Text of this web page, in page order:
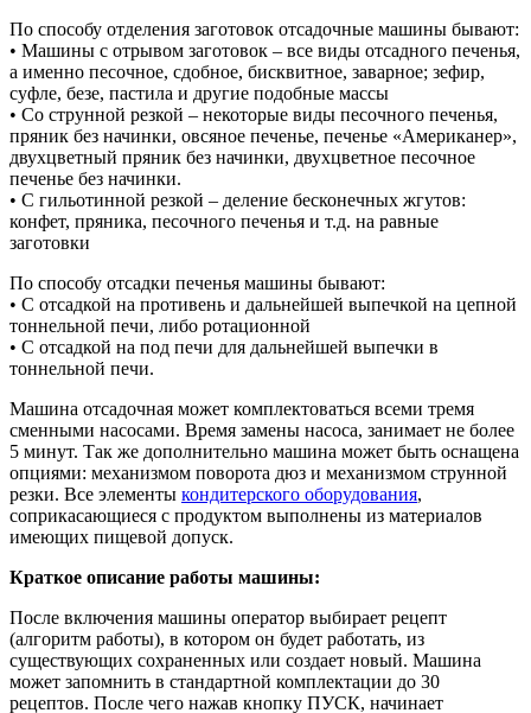
По способу отделения заготовок отсадочные машины бывают:
• Машины с отрывом заготовок – все виды отсадного печенья,
а именно песочное, сдобное, бисквитное, заварное; зефир,
суфле, безе, пастила и другие подобные массы
• Со струнной резкой – некоторые виды песочного печенья,
пряник без начинки, овсяное печенье, печенье «Американер»,
двухцветный пряник без начинки, двухцветное песочное
печенье без начинки.
• С гильотинной резкой – деление бесконечных жгутов:
конфет, пряника, песочного печенья и т.д. на равные
заготовки
По способу отсадки печенья машины бывают:
• С отсадкой на противень и дальнейшей выпечкой на цепной
тоннельной печи, либо ротационной
• С отсадкой на под печи для дальнейшей выпечки в
тоннельной печи.
Машина отсадочная может комплектоваться всеми тремя
сменными насосами. Время замены насоса, занимает не более
5 минут. Так же дополнительно машина может быть оснащена
опциями: механизмом поворота дюз и механизмом струнной
резки. Все элементы кондитерского оборудования,
соприкасающиеся с продуктом выполнены из материалов
имеющих пищевой допуск.
Краткое описание работы машины:
После включения машины оператор выбирает рецепт
(алгоритм работы), в котором он будет работать, из
существующих сохраненных или создает новый. Машина
может запомнить в стандартной комплектации до 30
рецептов. После чего нажав кнопку ПУСК, начинает